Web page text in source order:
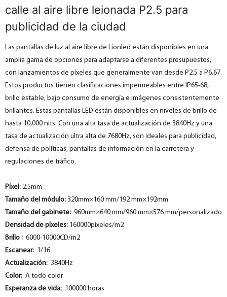
calle al aire libre leionada P2.5 para
publicidad de la ciudad
Las pantallas de luz al aire libre de Lionled están disponibles en una
amplia gama de opciones para adaptarse a diferentes presupuestos,
con lanzamientos de píxeles que generalmente van desde P2.5 a P6.67.
Estos productos tienen clasificaciones impermeables entre IP65-68,
brillo estable, bajo consumo de energía e imágenes consistentemente
brillantes. Estas pantallas LED están disponibles en niveles de brillo de
hasta 10,000 nits. Con una alta tasa de actualización de 3840Hz y una
tasa de actualización ultra alta de 7680Hz, son ideales para publicidad,
defensa de políticas, pantallas de información en la carretera y
regulaciones de tráfico.
Píxel: 2.5mm
Tamaño del módulo: 320mm×160 mm/192 mm×192mm
Tamaño del gabinete: 960mm×640 mm/960 mm×576 mm/personalizado
Densidad de píxeles: 160000píxeles/m2
Brillo : 6000-10000CD/m2
Escanear: 1/16
Actualización: 3840Hz
Color: A todo color
Esperanza de vida: 100000 horas